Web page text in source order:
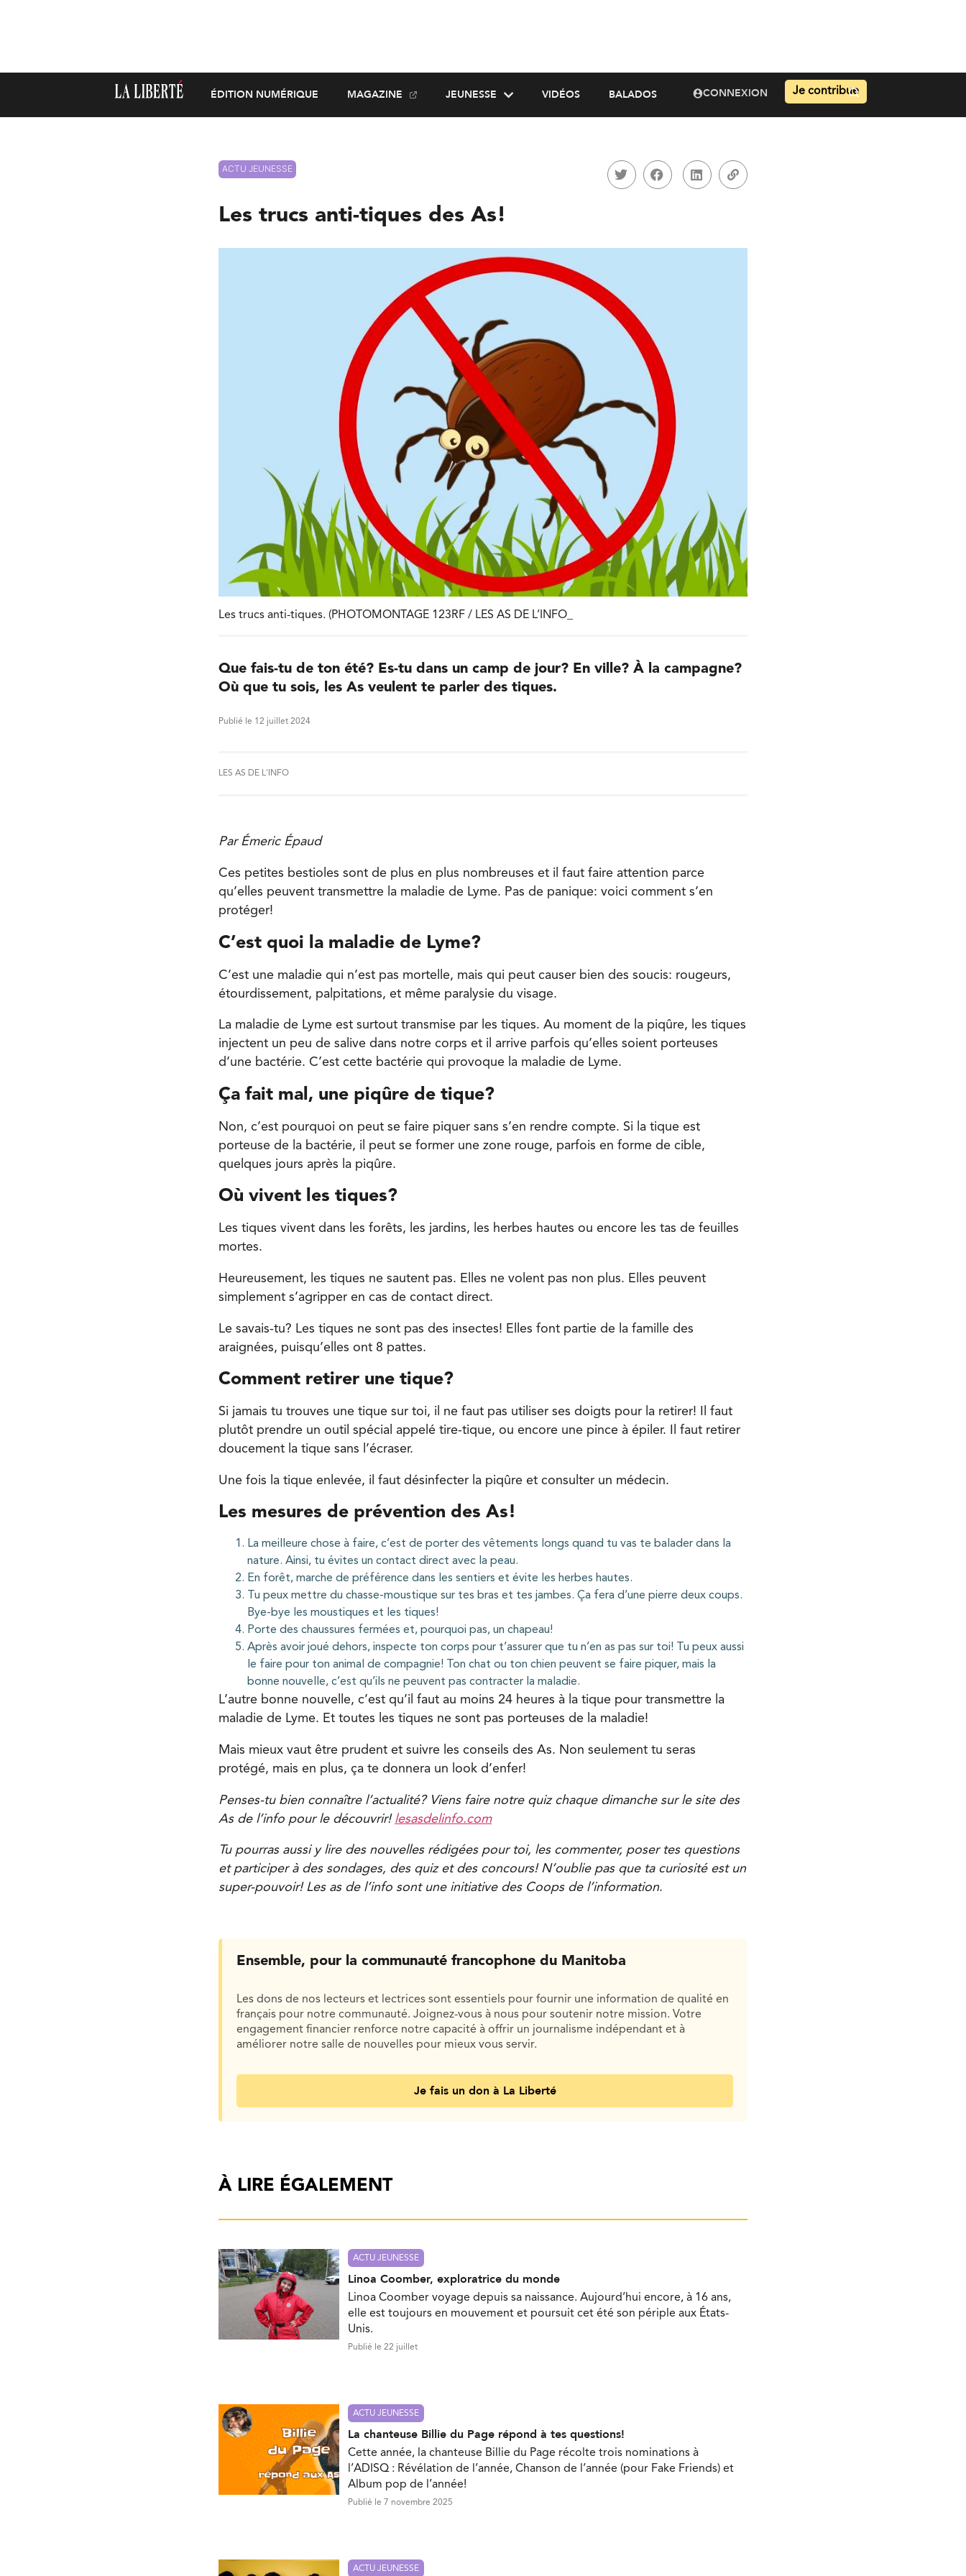
ÉDITION NUMÉRIQUE MAGAZINE JEUNESSE VIDÉOS BALADOS CONNEXION Je contribue
ACTU JEUNESSE
Les trucs anti-tiques des As!
Les trucs anti-tiques. (PHOTOMONTAGE 123RF / LES AS DE L’INFO_
Que fais-tu de ton été? Es-tu dans un camp de jour? En ville? À la campagne?
Où que tu sois, les As veulent te parler des tiques.
Publié le 12 juillet 2024
LES AS DE L'INFO
Par Émeric Épaud
Ces petites bestioles sont de plus en plus nombreuses et il faut faire attention parce
qu’elles peuvent transmettre la maladie de Lyme. Pas de panique: voici comment s’en
protéger!
C’est quoi la maladie de Lyme?
C’est une maladie qui n’est pas mortelle, mais qui peut causer bien des soucis: rougeurs,
étourdissement, palpitations, et même paralysie du visage.
La maladie de Lyme est surtout transmise par les tiques. Au moment de la piqûre, les tiques
injectent un peu de salive dans notre corps et il arrive parfois qu’elles soient porteuses
d’une bactérie. C’est cette bactérie qui provoque la maladie de Lyme.
Ça fait mal, une piqûre de tique?
Non, c’est pourquoi on peut se faire piquer sans s’en rendre compte. Si la tique est
porteuse de la bactérie, il peut se former une zone rouge, parfois en forme de cible,
quelques jours après la piqûre.
Où vivent les tiques?
Les tiques vivent dans les forêts, les jardins, les herbes hautes ou encore les tas de feuilles
mortes.
Heureusement, les tiques ne sautent pas. Elles ne volent pas non plus. Elles peuvent
simplement s’agripper en cas de contact direct.
Le savais-tu? Les tiques ne sont pas des insectes! Elles font partie de la famille des
araignées, puisqu’elles ont 8 pattes.
Comment retirer une tique?
Si jamais tu trouves une tique sur toi, il ne faut pas utiliser ses doigts pour la retirer! Il faut
plutôt prendre un outil spécial appelé tire-tique, ou encore une pince à épiler. Il faut retirer
doucement la tique sans l’écraser.
Une fois la tique enlevée, il faut désinfecter la piqûre et consulter un médecin.
Les mesures de prévention des As!
La meilleure chose à faire, c’est de porter des vêtements longs quand tu vas te balader dans la
nature. Ainsi, tu évites un contact direct avec la peau.
En forêt, marche de préférence dans les sentiers et évite les herbes hautes.
Tu peux mettre du chasse-moustique sur tes bras et tes jambes. Ça fera d’une pierre deux coups.
Bye-bye les moustiques et les tiques!
Porte des chaussures fermées et, pourquoi pas, un chapeau!
Après avoir joué dehors, inspecte ton corps pour t’assurer que tu n’en as pas sur toi! Tu peux aussi
le faire pour ton animal de compagnie! Ton chat ou ton chien peuvent se faire piquer, mais la
bonne nouvelle, c’est qu’ils ne peuvent pas contracter la maladie.
L’autre bonne nouvelle, c’est qu’il faut au moins 24 heures à la tique pour transmettre la
maladie de Lyme. Et toutes les tiques ne sont pas porteuses de la maladie!
Mais mieux vaut être prudent et suivre les conseils des As. Non seulement tu seras
protégé, mais en plus, ça te donnera un look d’enfer!
Penses-tu bien connaître l’actualité? Viens faire notre quiz chaque dimanche sur le site des
As de l’info pour le découvrir! lesasdelinfo.com
Tu pourras aussi y lire des nouvelles rédigées pour toi, les commenter, poser tes questions
et participer à des sondages, des quiz et des concours! N’oublie pas que ta curiosité est un
super-pouvoir! Les as de l’info sont une initiative des Coops de l’information.
Ensemble, pour la communauté francophone du Manitoba
Les dons de nos lecteurs et lectrices sont essentiels pour fournir une information de qualité en
français pour notre communauté. Joignez-vous à nous pour soutenir notre mission. Votre
engagement financier renforce notre capacité à offrir un journalisme indépendant et à
améliorer notre salle de nouvelles pour mieux vous servir.
Je fais un don à La Liberté
À LIRE ÉGALEMENT
ACTU JEUNESSE
Linoa Coomber, exploratrice du monde
Linoa Coomber voyage depuis sa naissance. Aujourd’hui encore, à 16 ans,
elle est toujours en mouvement et poursuit cet été son périple aux États-
Unis.
Publié le 22 juillet
ACTU JEUNESSE
La chanteuse Billie du Page répond à tes questions!
Cette année, la chanteuse Billie du Page récolte trois nominations à
l’ADISQ : Révélation de l’année, Chanson de l’année (pour Fake Friends) et
Album pop de l’année!
Publié le 7 novembre 2025
ACTU JEUNESSE